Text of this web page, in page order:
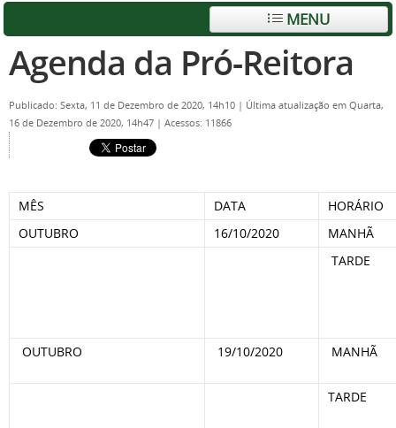
MENU
Agenda da Pró-Reitora
Publicado: Sexta, 11 de Dezembro de 2020, 14h10 | Última atualização em Quarta,
16 de Dezembro de 2020, 14h47 | Acessos: 11866
MÊS DATA
HORÁRIO
OUTUBRO
16/10/2020
MANHÃ
TARDE
OUTUBRO 19/10/2020 MANHÃ
TARDE